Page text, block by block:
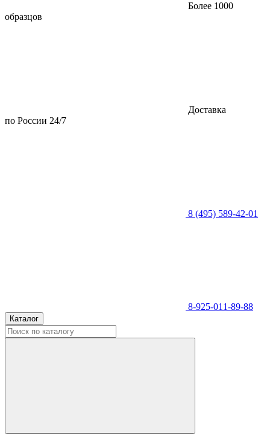
Более 1000
образцов
Доставка
по России 24/7
8 (495) 589-42-01
8-925-011-89-88
Каталог